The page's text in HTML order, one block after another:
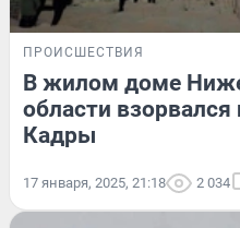
ПРОИСШЕСТВИЯ
В жилом доме
области взорвался
Кадры
17 января, 2025, 21:18 2 034